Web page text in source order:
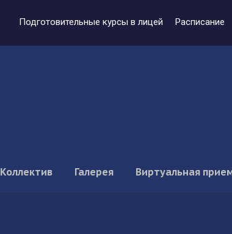
Подготовительные курсы в лицей Расписание
Коллектив Галерея Виртуальная